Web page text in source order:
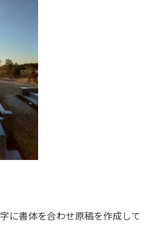
に書体を合わせ原稿を作成して